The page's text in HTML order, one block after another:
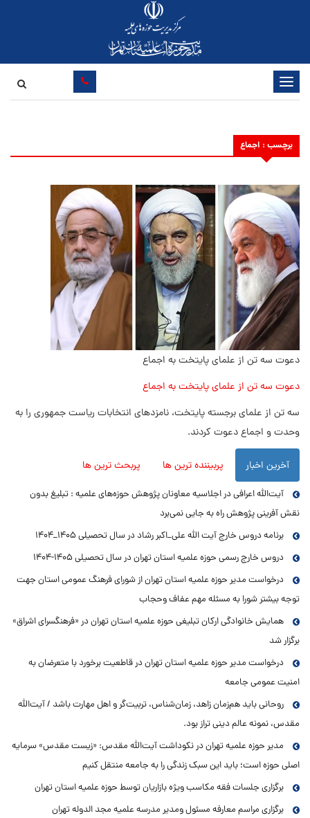
تغییر
وضعیت
برچسب : اجماع
دعوت سه تن از علمای پایتخت به اجماع
دعوت سه تن از علمای پایتخت به اجماع
سه تن از علمای برجسته‌ پایتخت، نامزدهای انتخابات ریاست جمهوری را به
وحدت و اجماع دعوت کردند.
آخرین اخبار
پربیننده ترین ها پربحث ترین ها
آیت‌الله اعرافی در اجلاسیه معاونان پژوهش حوزه‌های علمیه : تبلیغ بدون
نقش آفرینی پژوهش راه به جایی نمی‌برد
برنامه دروس خارج آیت الله علی_اکبر رشاد در سال تحصیلی ۱۴۰۵_۱۴۰۴
دروس خارج رسمی حوزه علمیه استان تهران در سال تحصیلی ۱۴۰۵-۱۴۰۴
درخواست مدیر حوزه علمیه استان تهران از شورای فرهنگ عمومی استان جهت
توجه بیشتر شورا به مسئله مهم عفاف وحجاب
همایش خانوادگی ارکان تبلیغی حوزه علمیه استان تهران در «فرهنگسرای اشراق»
برگزار شد
درخواست مدیر حوزه علمیه استان تهران در قاطعیت برخورد با متعرضان به
امنیت عمومی جامعه
روحانی باید هم‌زمان زاهد، زمان‌شناس، تربیت‌گر و اهل مهارت باشد / آیت‌الله
مقدس، نمونه عالم دینی تراز بود.
مدیر حوزه علمیه تهران در نکوداشت آیت‌الله مقدس: «زیست مقدس» سرمایه
اصلی حوزه است؛ باید این سبک زندگی را به جامعه منتقل کنیم
برگزاری جلسات فقه مکاسب ویژه بازاریان توسط حوزه علمیه استان تهران
برگزاری مراسم معارفه مسئول ومدیر مدرسه علمیه مجد الدوله تهران